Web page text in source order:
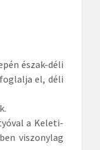
észak-déli
el, déli
a Keleti-
viszonylag